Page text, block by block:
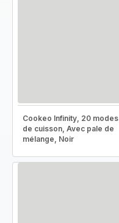
Cookeo Infinity, 20 modes
de cuisson, Avec pale de
mélange, Noir